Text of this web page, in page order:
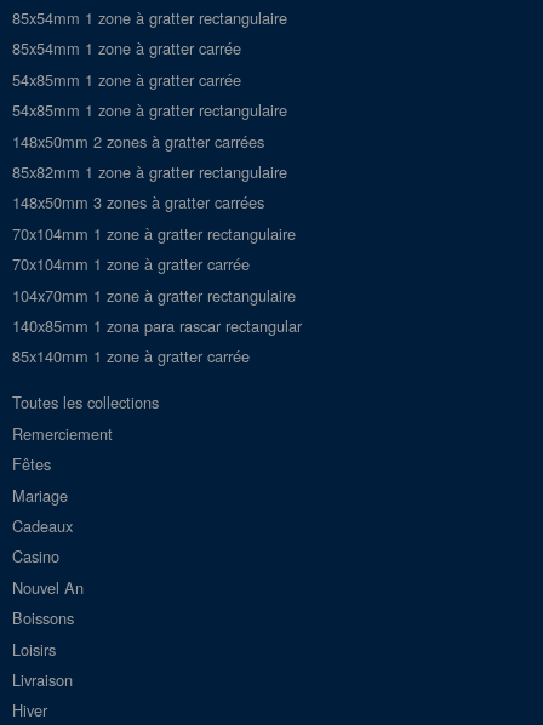
85x54mm 1 zone à gratter rectangulaire
85x54mm 1 zone à gratter carrée
54x85mm 1 zone à gratter carrée
54x85mm 1 zone à gratter rectangulaire
148x50mm 2 zones à gratter carrées
85x82mm 1 zone à gratter rectangulaire
148x50mm 3 zones à gratter carrées
70x104mm 1 zone à gratter rectangulaire
70x104mm 1 zone à gratter carrée
104x70mm 1 zone à gratter rectangulaire
140x85mm 1 zona para rascar rectangular
85x140mm 1 zone à gratter carrée
Toutes les collections
Remerciement
Fêtes
Mariage
Cadeaux
Casino
Nouvel An
Boissons
Loisirs
Livraison
Hiver